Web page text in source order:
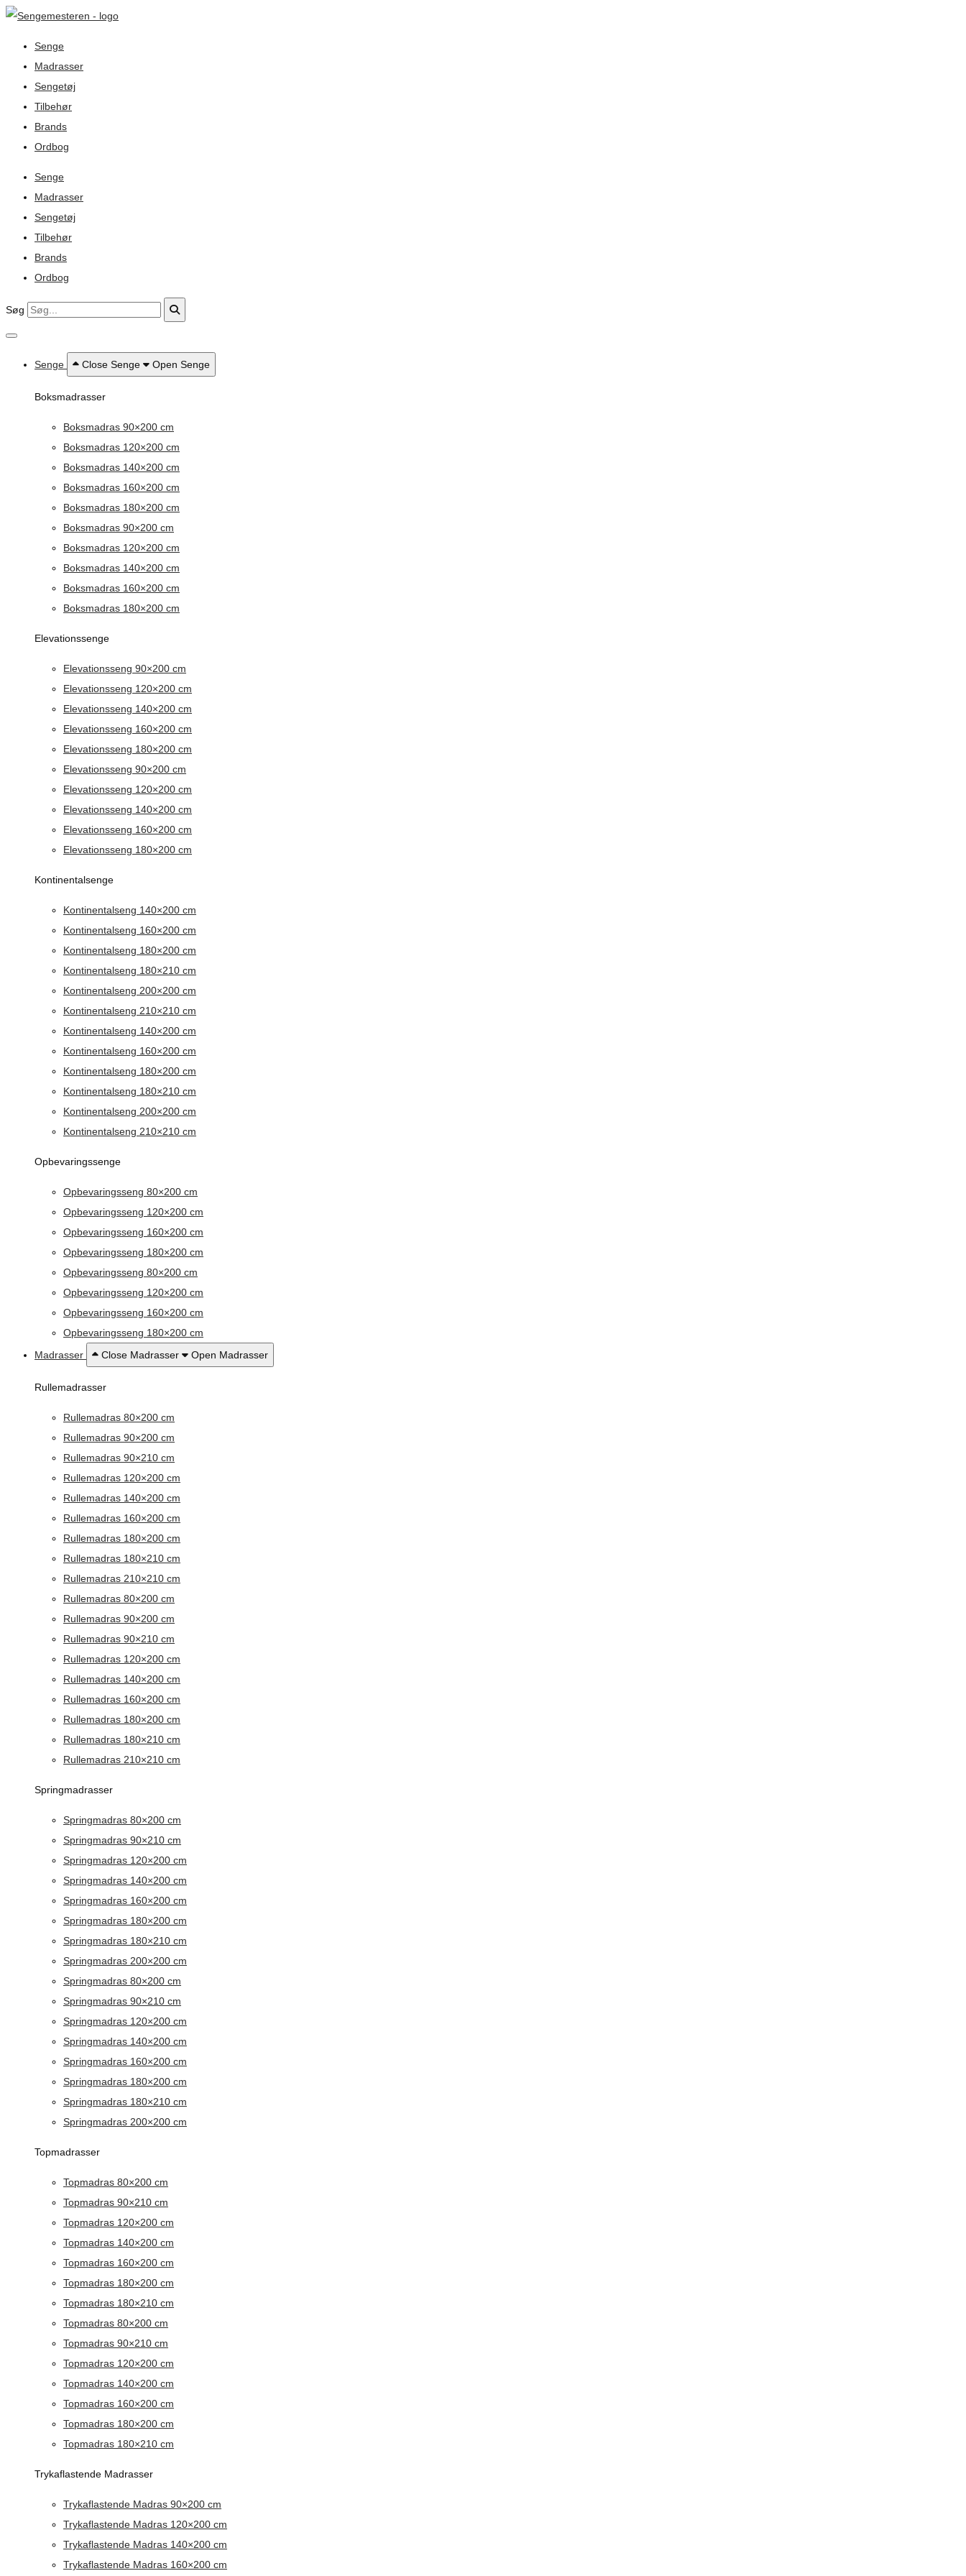
Senge
Madrasser
Sengetøj
Tilbehør
Brands
Ordbog
Senge
Madrasser
Sengetøj
Tilbehør
Brands
Ordbog
Søg
Senge Close Senge Open Senge
Boksmadrasser
Boksmadras 90×200 cm
Boksmadras 120×200 cm
Boksmadras 140×200 cm
Boksmadras 160×200 cm
Boksmadras 180×200 cm
Boksmadras 90×200 cm
Boksmadras 120×200 cm
Boksmadras 140×200 cm
Boksmadras 160×200 cm
Boksmadras 180×200 cm
Elevationssenge
Elevationsseng 90×200 cm
Elevationsseng 120×200 cm
Elevationsseng 140×200 cm
Elevationsseng 160×200 cm
Elevationsseng 180×200 cm
Elevationsseng 90×200 cm
Elevationsseng 120×200 cm
Elevationsseng 140×200 cm
Elevationsseng 160×200 cm
Elevationsseng 180×200 cm
Kontinentalsenge
Kontinentalseng 140×200 cm
Kontinentalseng 160×200 cm
Kontinentalseng 180×200 cm
Kontinentalseng 180×210 cm
Kontinentalseng 200×200 cm
Kontinentalseng 210×210 cm
Kontinentalseng 140×200 cm
Kontinentalseng 160×200 cm
Kontinentalseng 180×200 cm
Kontinentalseng 180×210 cm
Kontinentalseng 200×200 cm
Kontinentalseng 210×210 cm
Opbevaringssenge
Opbevaringsseng 80×200 cm
Opbevaringsseng 120×200 cm
Opbevaringsseng 160×200 cm
Opbevaringsseng 180×200 cm
Opbevaringsseng 80×200 cm
Opbevaringsseng 120×200 cm
Opbevaringsseng 160×200 cm
Opbevaringsseng 180×200 cm
Madrasser
Close Madrasser Open Madrasser
Rullemadrasser
Rullemadras 80×200 cm
Rullemadras 90×200 cm
Rullemadras 90×210 cm
Rullemadras 120×200 cm
Rullemadras 140×200 cm
Rullemadras 160×200 cm
Rullemadras 180×200 cm
Rullemadras 180×210 cm
Rullemadras 210×210 cm
Rullemadras 80×200 cm
Rullemadras 90×200 cm
Rullemadras 90×210 cm
Rullemadras 120×200 cm
Rullemadras 140×200 cm
Rullemadras 160×200 cm
Rullemadras 180×200 cm
Rullemadras 180×210 cm
Rullemadras 210×210 cm
Springmadrasser
Springmadras 80×200 cm
Springmadras 90×210 cm
Springmadras 120×200 cm
Springmadras 140×200 cm
Springmadras 160×200 cm
Springmadras 180×200 cm
Springmadras 180×210 cm
Springmadras 200×200 cm
Springmadras 80×200 cm
Springmadras 90×210 cm
Springmadras 120×200 cm
Springmadras 140×200 cm
Springmadras 160×200 cm
Springmadras 180×200 cm
Springmadras 180×210 cm
Springmadras 200×200 cm
Topmadrasser
Topmadras 80×200 cm
Topmadras 90×210 cm
Topmadras 120×200 cm
Topmadras 140×200 cm
Topmadras 160×200 cm
Topmadras 180×200 cm
Topmadras 180×210 cm
Topmadras 80×200 cm
Topmadras 90×210 cm
Topmadras 120×200 cm
Topmadras 140×200 cm
Topmadras 160×200 cm
Topmadras 180×200 cm
Topmadras 180×210 cm
Trykaflastende Madrasser
Trykaflastende Madras 90×200 cm
Trykaflastende Madras 120×200 cm
Trykaflastende Madras 140×200 cm
Trykaflastende Madras 160×200 cm